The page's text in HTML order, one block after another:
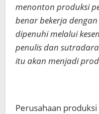
menonton produksi
benar bekerja
dipenuhi melalui
penulis dan
itu akan menjadi
Perusahaan